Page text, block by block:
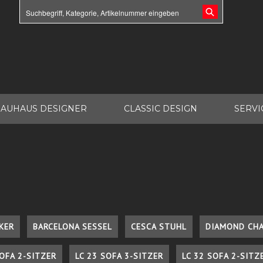
DESIGNER CLASSIC DESIGN
BARCELONA SESSEL CESCA STUHL DIAMOND
2-SITZER LC 23 SOFA 3-SITZER LC 32 SOFA 2-